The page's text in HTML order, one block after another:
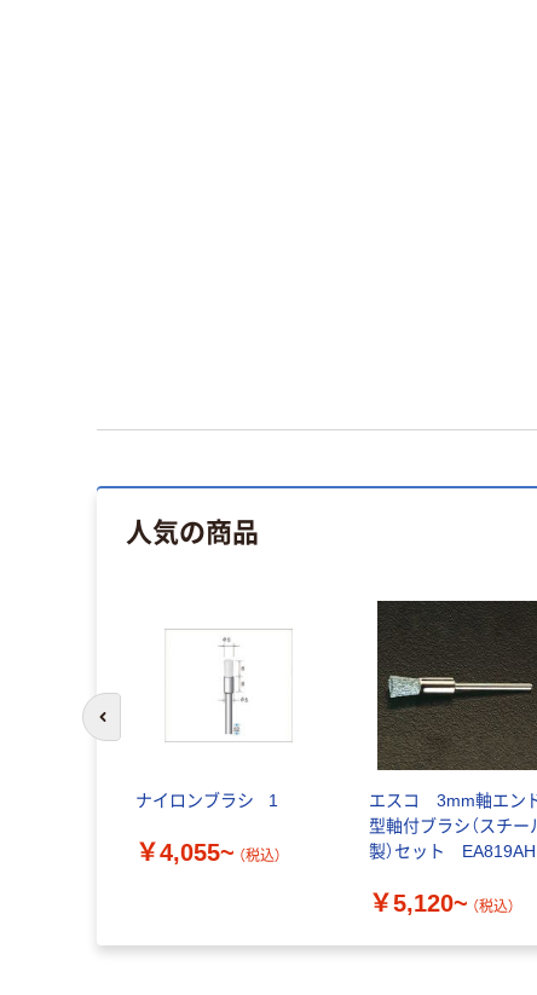
人気の商品
ナイロンブラシ _1
￥4,055~ （税込）
エスコ 3mm軸エン
型軸付ブラシ（スチー
製）セット EA819AH
￥5,120~ （税込）